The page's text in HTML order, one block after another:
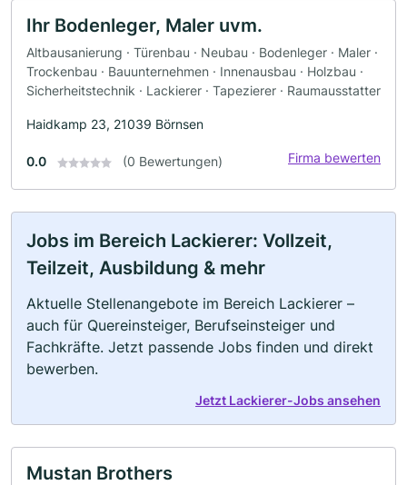
Ihr Bodenleger, Maler uvm.
Altbausanierung · Türenbau · Neubau · Bodenleger · Maler ·
Trockenbau · Bauunternehmen · Innenausbau · Holzbau ·
Sicherheitstechnik · Lackierer · Tapezierer · Raumausstatter
Haidkamp 23, 21039 Börnsen
0.0 (0 Bewertungen) Firma bewerten
Jobs im Bereich Lackierer: Vollzeit,
Teilzeit, Ausbildung & mehr
Aktuelle Stellenangebote im Bereich Lackierer –
auch für Quereinsteiger, Berufseinsteiger und
Fachkräfte. Jetzt passende Jobs finden und direkt
bewerben.
Jetzt Lackierer-Jobs ansehen
Mustan Brothers